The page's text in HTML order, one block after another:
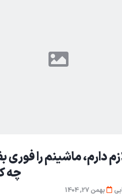
دارم، ماشینم را فوری
چه
بهمن 27, 1404